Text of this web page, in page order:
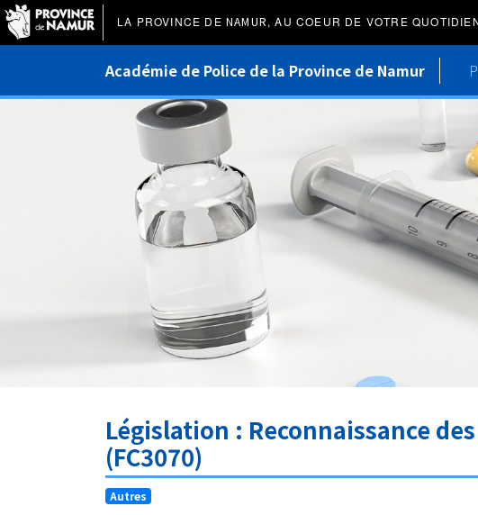
LA PROVINCE DE NAMUR, AU COEUR DE VOTRE
Académie de Police de la Province de Namur
Législation : Reconnaissance
(FC3070)
Autres